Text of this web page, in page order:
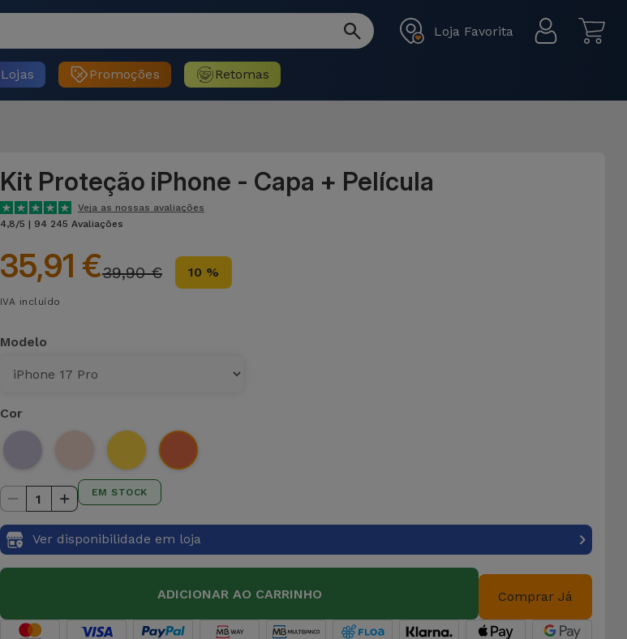
Loja Favorita
Lojas Promoções Retomas
Kit Proteção iPhone - Capa + Película
Veja as nossas avaliações
4,8/5 | 94 245 Avaliações
35,91 €39,90 € 10 %
IVA incluído
Modelo
Cor
1 EM STOCK
Ver disponibilidade em loja
ADICIONAR AO CARRINHO Comprar Já